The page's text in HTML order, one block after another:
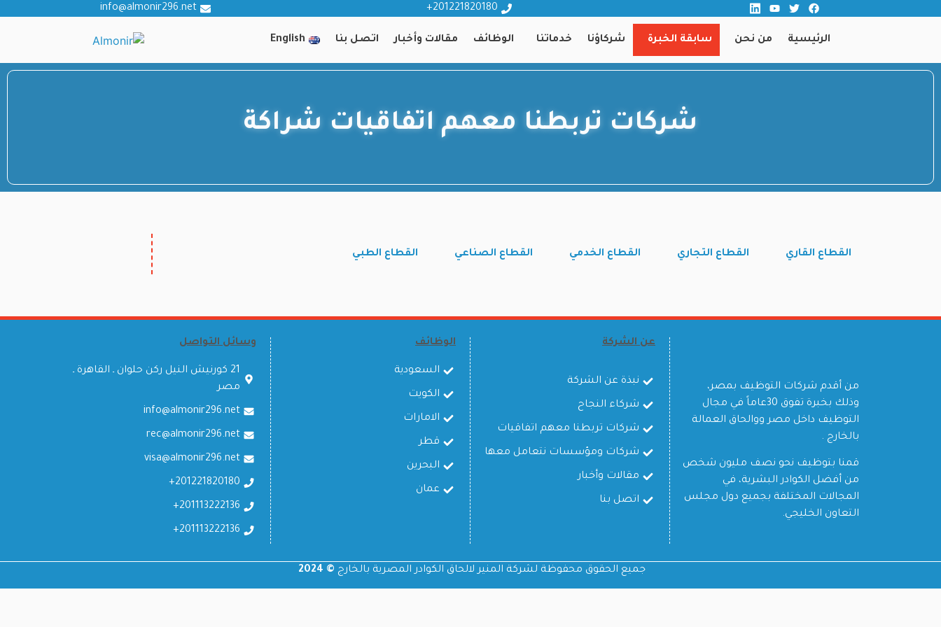
201221820180+
info@almonir296.net
الرئيسية من نحن سابقة الخبرة شركاؤنا خدماتنا الوظائف مقالات وأخبار اتصل بنا English
شركات تربطنا معهم اتفاقيات شراكة
القطاع القاري القطاع التجاري القطاع الخدمي القطاع الصناعي القطاع الطبي
من أقدم شركات التوظيف بمصر،
وذلك بخبرة تفوق 30عاماً في مجال
التوظيف داخل مصر ووالحاق العمالة
بالخارج .
قمنا بتوظيف نحو نصف مليون شخص
من أفضل الكوادر البشرية، في
المجالات المختلفة بجميع دول مجلس
التعاون الخليجي.
عن الشركة
نبذة عن الشركة
شركاء النجاح
شركات تربطنا معهم اتفاقيات
شركات ومؤسسات نتعامل معها
مقالات وأخبار
اتصل بنا
الوظائف
السعودية
الكويت
الامارات
قطر
البحرين
عمان
وسائل التواصل
21 كورنيش النيل ركن حلوان ـ القاهرة ـ
مصر
info@almonir296.net
rec@almonir296.net
visa@almonir296.net
201221820180+
201113222136+
201113222136+
جميع الحقوق محفوظة لشركة المنير لالحاق الكوادر المصرية بالخارج © 2024